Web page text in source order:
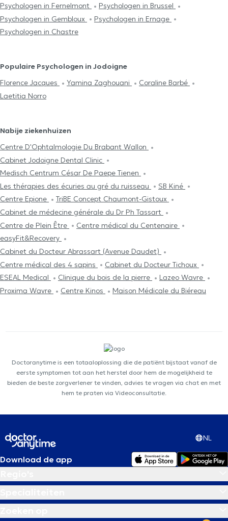
Psychologen in Fernelmont
Psychologen in Brussel
Psychologen in Gembloux
Psychologen in Ernage
Psychologen in Chastre
Populaire Psychologen in Jodoigne
Florence Jacques
Yamina Zaghouani
Coraline Barbé
Laetitia Norro
Nabije ziekenhuizen
Centre D'Ophtalmologie Du Brabant Wallon
Cabinet Jodoigne Dental Clinic
Medisch Centrum César De Paepe Tienen
Les thérapies des écuries au gré du ruisseau
SB Kiné
Centre Epione
TriBE Concept Chaumont-Gistoux
Cabinet de médecine générale du Dr Ph Tassart
Centre de Plein Être
Centre médical du Centenaire
easyFit&Recovery
Cabinet du Docteur Abrassart (Avenue Daudet)
Centre médical des 4 sapins
Cabinet du Docteur Tichoux
ESEAL Medical
Clinique du bois de la pierre
Lazeo Wavre
Proxima Wavre
Centre Kinos Maison Médicale du Biéreau
Doctoranytime is een totaaloplossing die de patiënt bijstaat vanaf de
eerste symptomen tot aan het herstel door hem de mogelijkheid te
bieden de beste zorgverlener te vinden, advies te vragen via chat en met
hem te praten via Videoconsultatie.
NL
Download de app